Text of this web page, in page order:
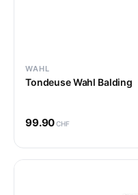
WAHL
Tondeuse Wahl Balding
99.90CHF